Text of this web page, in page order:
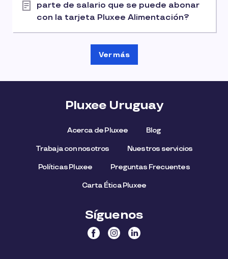
parte de salario que se puede abonar
con la tarjeta Pluxee Alimentación?
Ver más
Pluxee Uruguay
Acerca de Pluxee Blog
Trabaja con nosotros Nuestros servicios
Políticas Pluxee Preguntas Frecuentes
Carta Ética Pluxee
Síguenos